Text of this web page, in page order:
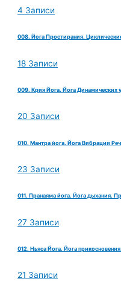
4 Записи
008. Йога Простирания.
18 Записи
009. Крия Йога. Йога Динамических
20 Записи
010. Мантра йога. Йога Вибрации
23 Записи
011. Пранаяма йога. Йога дыхания.
27 Записи
012. Ньяса Йога. Йога
21 Записи